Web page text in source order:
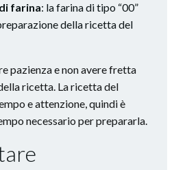
farina: la farina di tipo “00”
della ricetta del
pazienza e non avere fretta
ricetta. La ricetta del
e attenzione, quindi è
necessario per prepararla.